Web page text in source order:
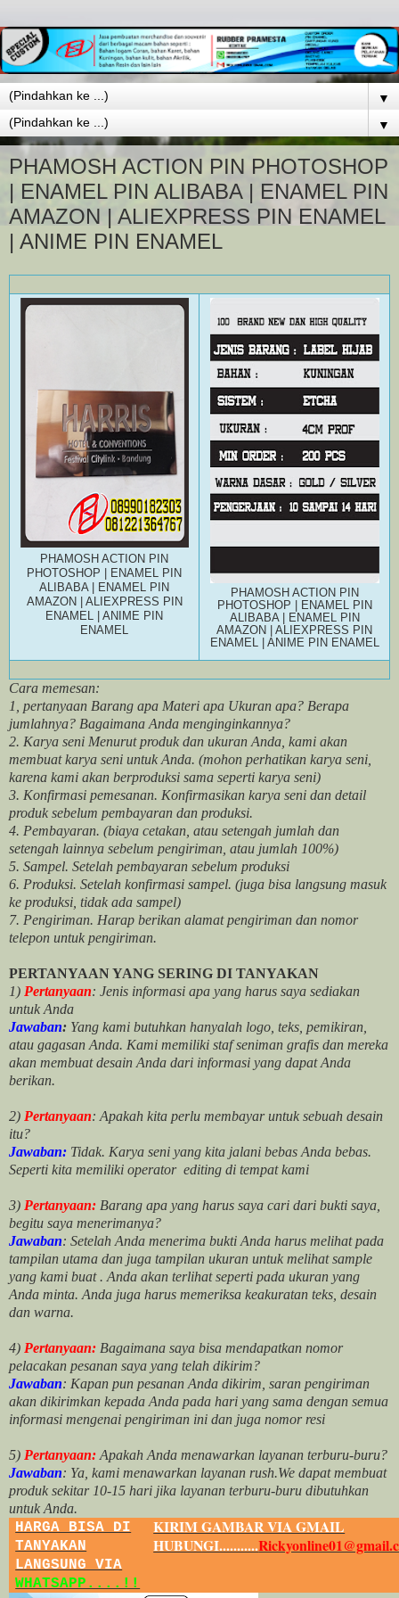
▼
▼
PHAMOSH ACTION PIN PHOTOSHOP
| ENAMEL PIN ALIBABA | ENAMEL PIN
AMAZON | ALIEXPRESS PIN ENAMEL
| ANIME PIN ENAMEL
PHAMOSH ACTION PIN
PHOTOSHOP | ENAMEL PIN
ALIBABA | ENAMEL PIN
AMAZON | ALIEXPRESS PIN
ENAMEL | ANIME PIN
ENAMEL
PHAMOSH ACTION PIN
PHOTOSHOP | ENAMEL PIN
ALIBABA | ENAMEL PIN
AMAZON | ALIEXPRESS PIN
ENAMEL | ANIME PIN ENAMEL
Cara memesan:
1, pertanyaan Barang apa Materi apa Ukuran apa? Berapa
jumlahnya? Bagaimana Anda menginginkannya?
2. Karya seni Menurut produk dan ukuran Anda, kami akan
membuat karya seni untuk Anda. (mohon perhatikan karya seni,
karena kami akan berproduksi sama seperti karya seni)
3. Konfirmasi pemesanan. Konfirmasikan karya seni dan detail
produk sebelum pembayaran dan produksi.
4. Pembayaran. (biaya cetakan, atau setengah jumlah dan
setengah lainnya sebelum pengiriman, atau jumlah 100%)
5. Sampel. Setelah pembayaran sebelum produksi
6. Produksi. Setelah konfirmasi sampel. (juga bisa langsung masuk
ke produksi, tidak ada sampel)
7. Pengiriman. Harap berikan alamat pengiriman dan nomor
telepon untuk pengiriman.
PERTANYAAN YANG SERING DI TANYAKAN
1) Pertanyaan: Jenis informasi apa yang harus saya sediakan
untuk Anda
Jawaban: Yang kami butuhkan hanyalah logo, teks, pemikiran,
atau gagasan Anda. Kami memiliki staf seniman grafis dan mereka
akan membuat desain Anda dari informasi yang dapat Anda
berikan.
2) Pertanyaan: Apakah kita perlu membayar untuk sebuah desain
itu?
Jawaban: Tidak. Karya seni yang kita jalani bebas Anda bebas.
Seperti kita memiliki operator editing di tempat kami
3) Pertanyaan: Barang apa yang harus saya cari dari bukti saya,
begitu saya menerimanya?
Jawaban: Setelah Anda menerima bukti Anda harus melihat pada
tampilan utama dan juga tampilan ukuran untuk melihatsample
yang kami buat . Anda akan terlihat seperti pada ukuran yang
Anda minta. Anda juga harus memeriksa keakuratan teks, desain
dan warna.
4) Pertanyaan: Bagaimana saya bisa mendapatkan nomor
pelacakan pesanan saya yang telah dikirim?
Jawaban: Kapan pun pesanan Anda dikirim, saran pengiriman
akan dikirimkan kepada Anda pada hari yang sama dengan semua
informasi mengenai pengiriman ini dan juga nomor resi
5) Pertanyaan: Apakah Anda menawarkan layanan terburu-buru?
Jawaban: Ya, kami menawarkan layanan rush.We dapat membuat
produk sekitar 10-15 hari jika layanan terburu-buru dibutuhkan
untuk Anda.
HARGA BISA DI
TANYAKAN
LANGSUNG VIA
WHATSAPP....!!
KIRIM GAMBAR VIA GMAIL
HUBUNGI...........